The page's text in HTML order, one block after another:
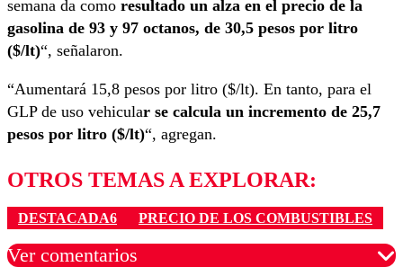
semana da como resultado un alza en el precio de la
gasolina de 93 y 97 octanos, de 30,5 pesos por litro
($/lt)“, señalaron.
“Aumentará 15,8 pesos por litro ($/lt). En tanto, para el
GLP de uso vehicular se calcula un incremento de 25,7
pesos por litro ($/lt)“, agregan.
OTROS TEMAS A EXPLORAR:
DESTACADA6 PRECIO DE LOS COMBUSTIBLES
Ver comentarios